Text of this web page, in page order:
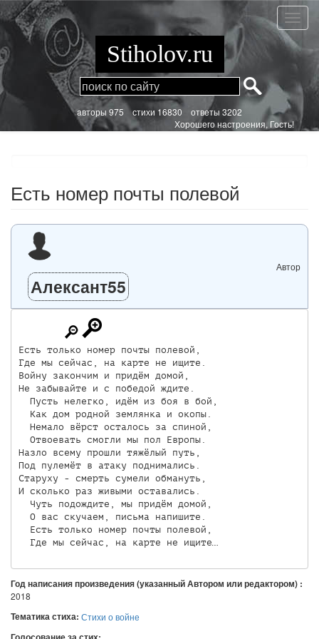
Перейти
к
основному
содержанию
Есть
номер
почты
Stiholov.ru
aвторы 975стихи 16830 ответы 3202
Хорошего настроения, Гость!
Есть номер почты полевой
Автор
Алексант55
Есть только номер почты полевой,
Где мы сейчас, на карте не ищите.
Войну закончим и придём домой,
Не забывайте и с победой ждите.
  Пусть нелегко, идём из боя в бой,
  Как дом родной землянка и окопы.
  Немало вёрст осталось за спиной,
  Отвоевать смогли мы пол Европы.
Назло всему прошли тяжёлый путь,
Под пулемёт в атаку поднимались.
Старуху - смерть сумели обмануть,
И сколько раз живыми оставались.
  Чуть подождите, мы придём домой,
  О вас скучаем, письма напишите.
  Есть только номер почты полевой,
Год написания произведения (указанный Автором или редактором) :
2018
Тематика стиха: Стихи о войне